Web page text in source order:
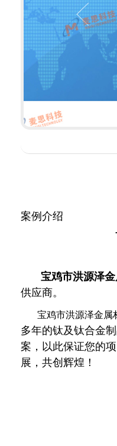
案例介绍
宝鸡市洪源泽
供应商。
宝鸡市洪源泽金属
多年的钛及钛合金
案，以此保证您的
展，共创辉煌！